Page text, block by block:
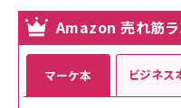
Amazon 売れ筋ラ
マーケ本 ビジネス